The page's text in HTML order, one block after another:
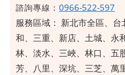
諮詢專線： 0966-522-597
服務區域： 新北市全區、台
和、三重、新店、土城、永
林、淡水、三峽、林口、五
芳、八里、深坑、三芝、萬